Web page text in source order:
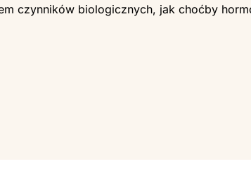
czynników biologicznych, jak choćby